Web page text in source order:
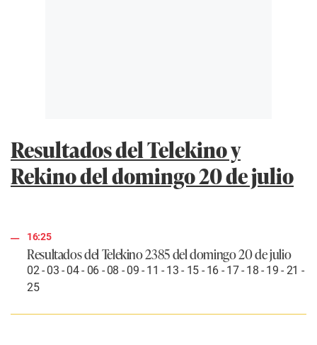
Resultados del Telekino y
Rekino del domingo 20 de julio
16:25
Resultados del Telekino 2385 del domingo 20 de julio
02 - 03 - 04 - 06 - 08 - 09 - 11 - 13 - 15 - 16 - 17 - 18 - 19 - 21 -
25